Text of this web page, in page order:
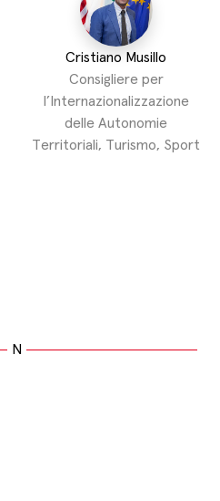
Cristiano Musillo
Consigliere per
l’Internazionalizzazione
delle Autonomie
Territoriali, Turismo, Sport
N